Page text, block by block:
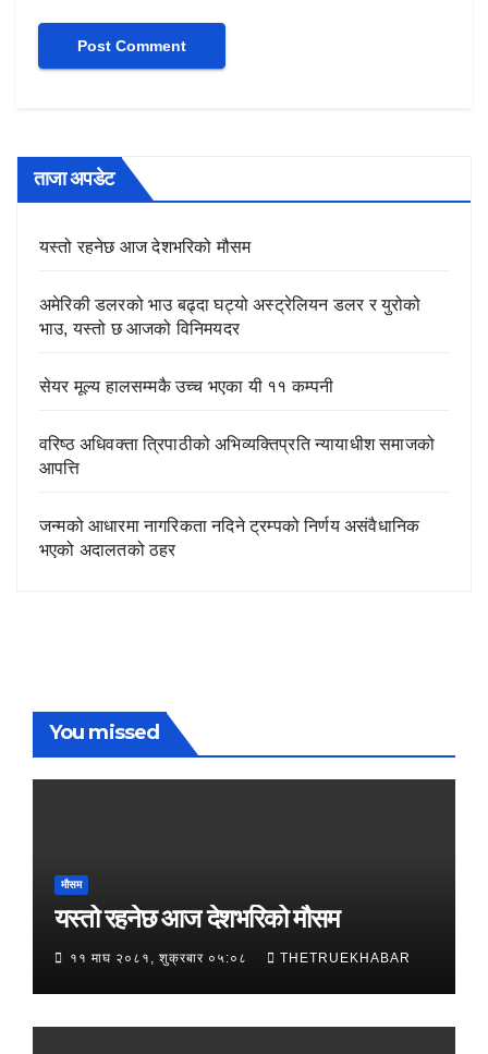
ताजा अपडेट
यस्तो रहनेछ आज देशभरिको मौसम
अमेरिकी डलरको भाउ बढ्दा घट्यो अस्ट्रेलियन डलर र युरोको
भाउ, यस्तो छ आजको विनिमयदर
सेयर मूल्य हालसम्मकै उच्च भएका यी ११ कम्पनी
वरिष्ठ अधिवक्ता त्रिपाठीको अभिव्यक्तिप्रति न्यायाधीश समाजको
आपत्ति
जन्मको आधारमा नागरिकता नदिने ट्रम्पको निर्णय असंवैधानिक
भएको अदालतको ठहर
You missed
मौसम
यस्तो रहनेछ आज देशभरिको मौसम
११ माघ २०८१, शुक्रबार ०५:०८ THETRUEKHABAR